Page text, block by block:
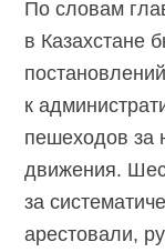
По словам
в Казахстане
к
пешеходов за
движения.
за
арестовали,